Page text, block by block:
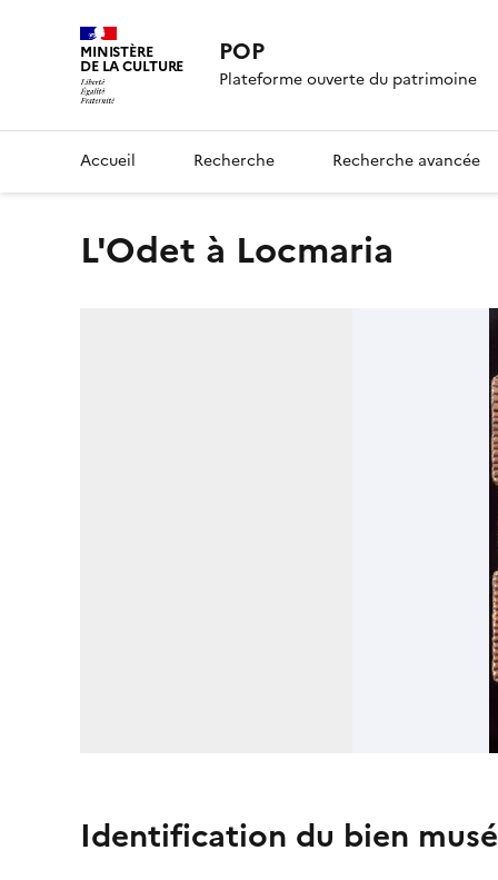
MINISTÈRE
DE LA CULTURE POP
Plateforme ouverte du patrimoine
Accueil Recherche Recherche avancée
L'Odet à Locmaria
Identification du bien